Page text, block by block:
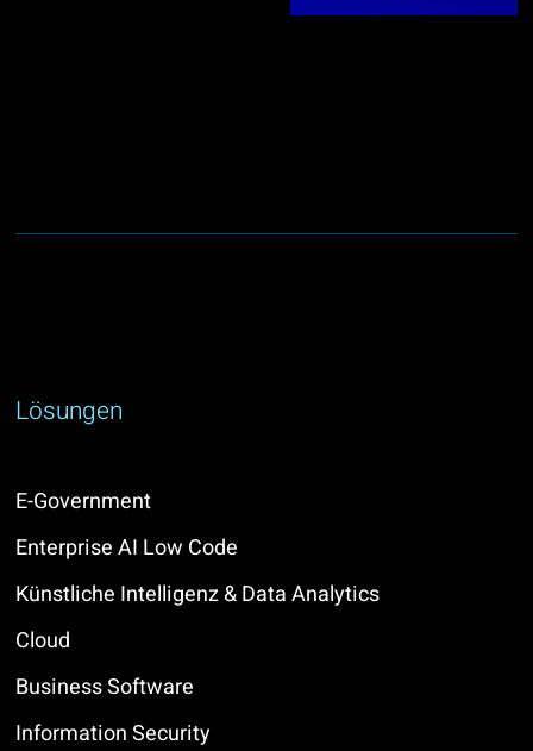
Lösungen
E-Government
Enterprise AI Low Code
Künstliche Intelligenz & Data Analytics
Cloud
Business Software
Information Security